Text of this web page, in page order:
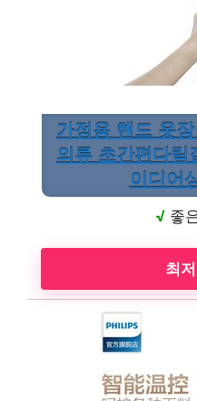
가정용 핸드 옷
의류 초간편다림
이디어
√ 좋
최